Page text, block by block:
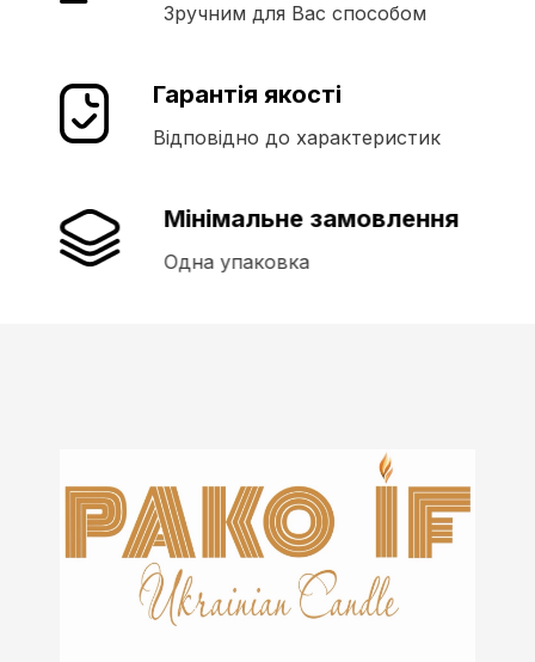
Зручним для Вас способом
Гарантія якості
Відповідно до характеристик
Мінімальне замовлення
Одна упаковка